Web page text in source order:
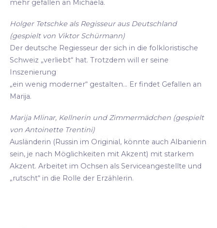
mehr gefallen an Michaela.
Holger Tetschke als Regisseur aus Deutschland
(gespielt von Viktor Schürmann)
Der deutsche Regiesseur der sich in die folkloristische
Schweiz „verliebt“ hat. Trotzdem will er seine
Inszenierung
„ein wenig moderner“ gestalten... Er findet Gefallen an
Marija.
Marija Mlinar, Kellnerin und Zimmermädchen (gespielt
von Antoinette Trentini)
Ausländerin (Russin im Originial, könnte auch Albanierin
sein, je nach Möglichkeiten mit Akzent) mit starkem
Akzent. Arbeitet im Ochsen als Serviceangestellte und
„rutscht“ in die Rolle der Erzählerin.